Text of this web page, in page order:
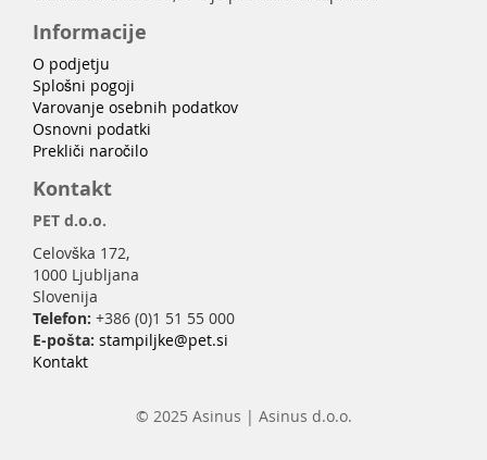
Informacije
O podjetju
Splošni pogoji
Varovanje osebnih podatkov
Osnovni podatki
Prekliči naročilo
Kontakt
PET d.o.o.
Celovška 172,
1000 Ljubljana
Slovenija
Telefon: +386 (0)1 51 55 000
E-pošta: stampiljke@pet.si
Kontakt
© 2025 Asinus | Asinus d.o.o.